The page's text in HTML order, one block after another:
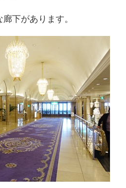
下があります。